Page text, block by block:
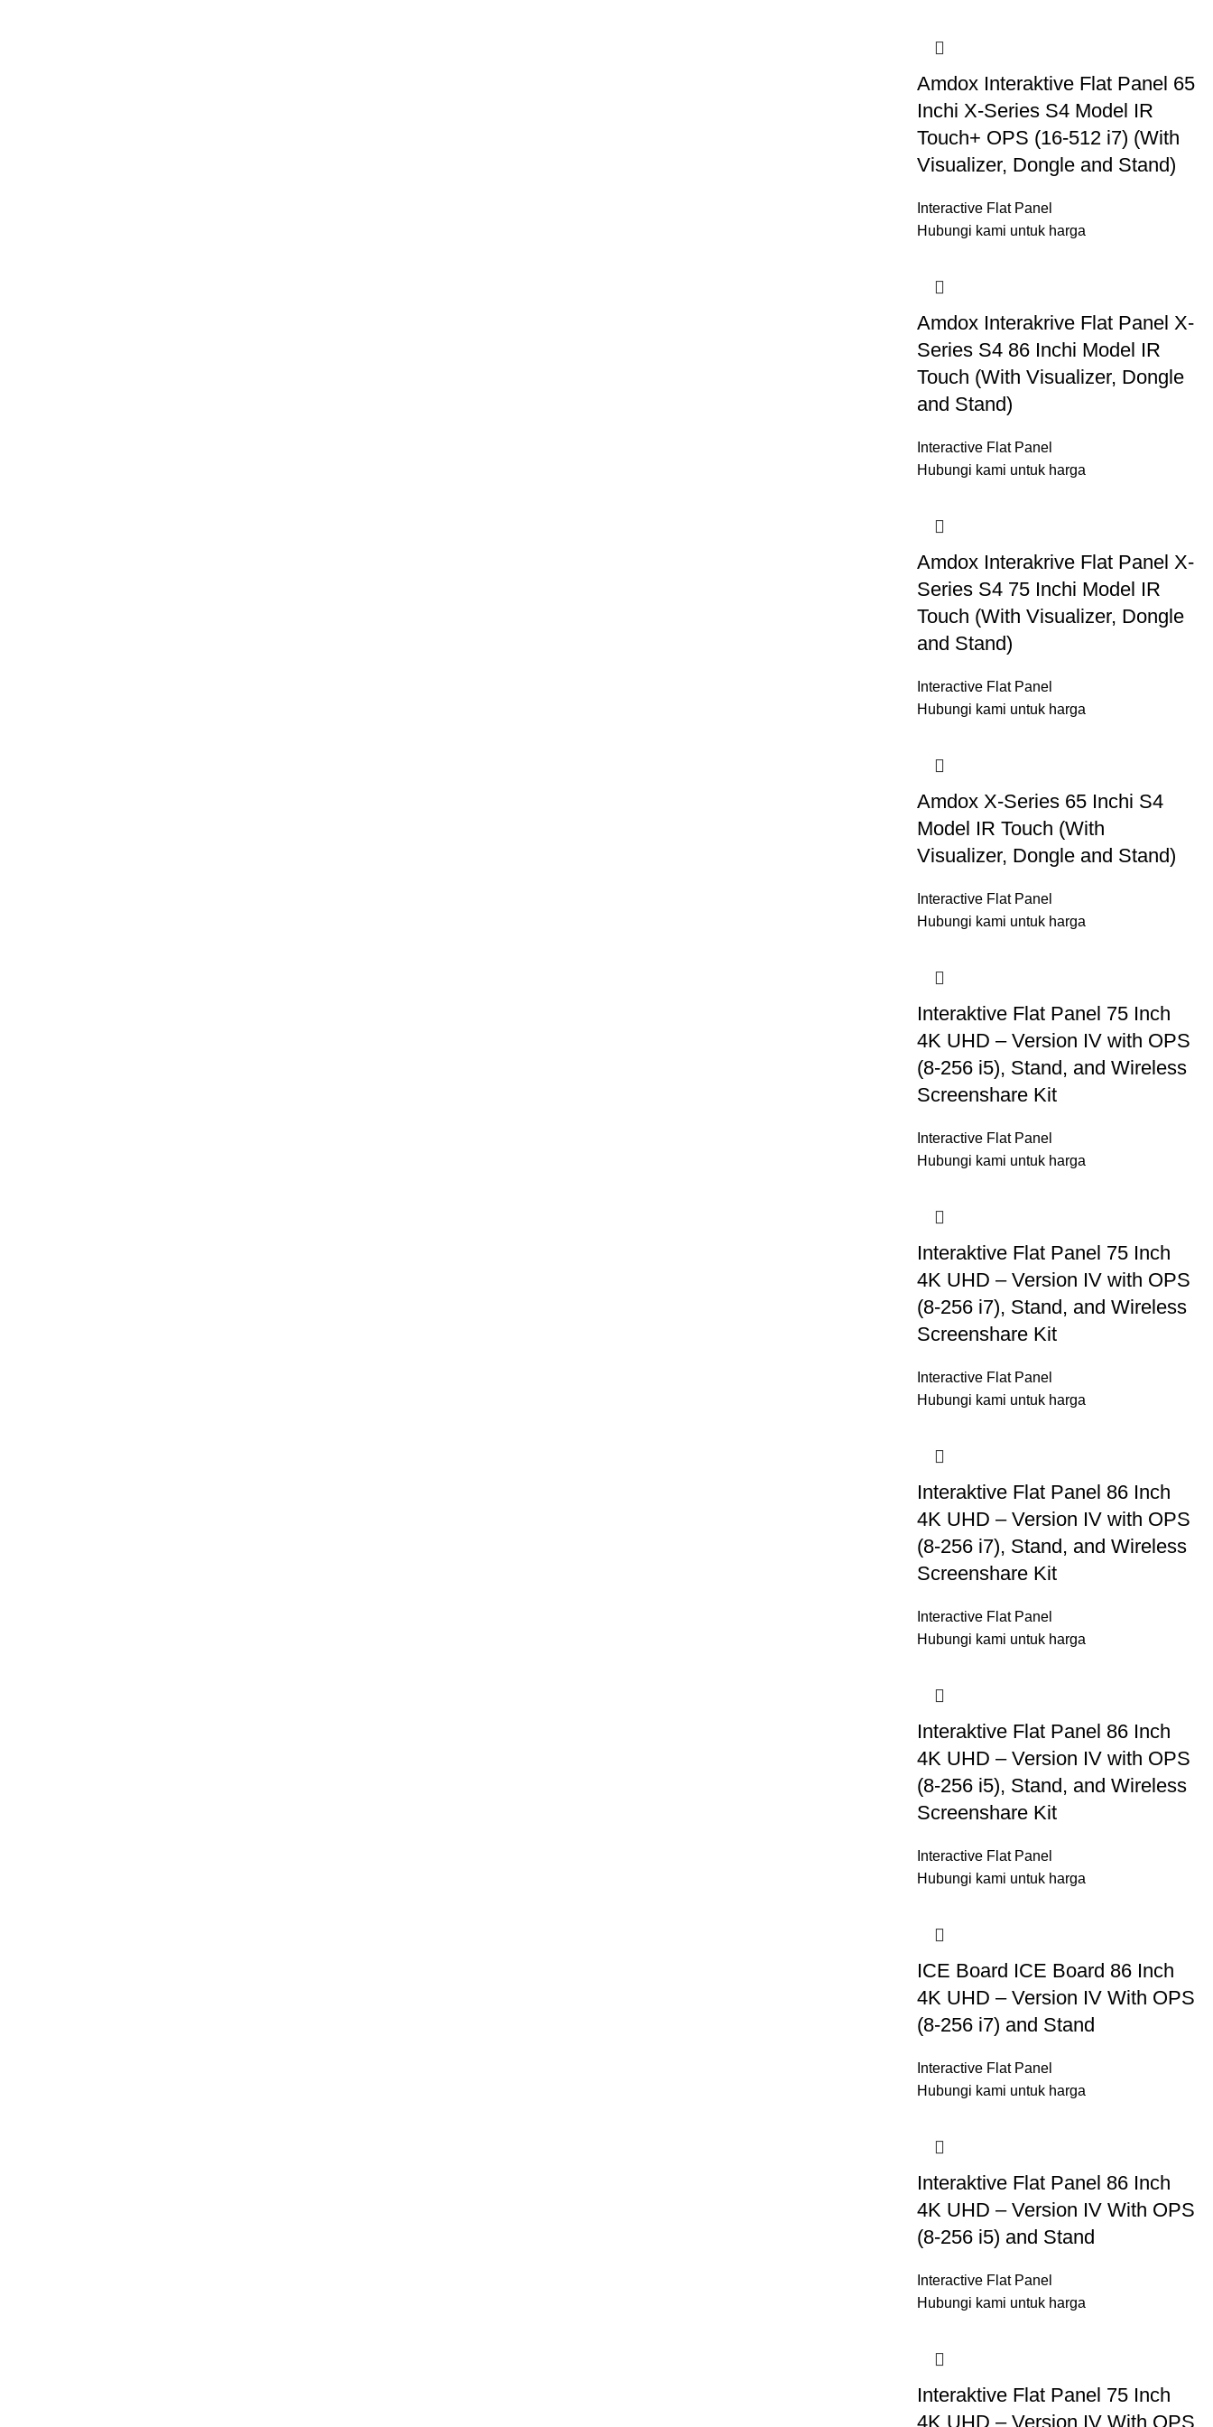
Amdox Interaktive Flat Panel 65
Inchi X-Series S4 Model IR
Touch+ OPS (16-512 i7) (With
Visualizer, Dongle and Stand)
Interactive Flat Panel
Hubungi kami untuk harga
Amdox Interakrive Flat Panel X-
Series S4 86 Inchi Model IR
Touch (With Visualizer, Dongle
and Stand)
Interactive Flat Panel
Hubungi kami untuk harga
Amdox Interakrive Flat Panel X-
Series S4 75 Inchi Model IR
Touch (With Visualizer, Dongle
and Stand)
Interactive Flat Panel
Hubungi kami untuk harga
Amdox X-Series 65 Inchi S4
Model IR Touch (With
Visualizer, Dongle and Stand)
Interactive Flat Panel
Hubungi kami untuk harga
Interaktive Flat Panel 75 Inch
4K UHD – Version IV with OPS
(8-256 i5), Stand, and Wireless
Screenshare Kit
Interactive Flat Panel
Hubungi kami untuk harga
Interaktive Flat Panel 75 Inch
4K UHD – Version IV with OPS
(8-256 i7), Stand, and Wireless
Screenshare Kit
Interactive Flat Panel
Hubungi kami untuk harga
Interaktive Flat Panel 86 Inch
4K UHD – Version IV with OPS
(8-256 i7), Stand, and Wireless
Screenshare Kit
Interactive Flat Panel
Hubungi kami untuk harga
Interaktive Flat Panel 86 Inch
4K UHD – Version IV with OPS
(8-256 i5), Stand, and Wireless
Screenshare Kit
Interactive Flat Panel
Hubungi kami untuk harga
ICE Board ICE Board 86 Inch
4K UHD – Version IV With OPS
(8-256 i7) and Stand
Interactive Flat Panel
Hubungi kami untuk harga
Interaktive Flat Panel 86 Inch
4K UHD – Version IV With OPS
(8-256 i5) and Stand
Interactive Flat Panel
Hubungi kami untuk harga
Interaktive Flat Panel 75 Inch
4K UHD – Version IV With OPS